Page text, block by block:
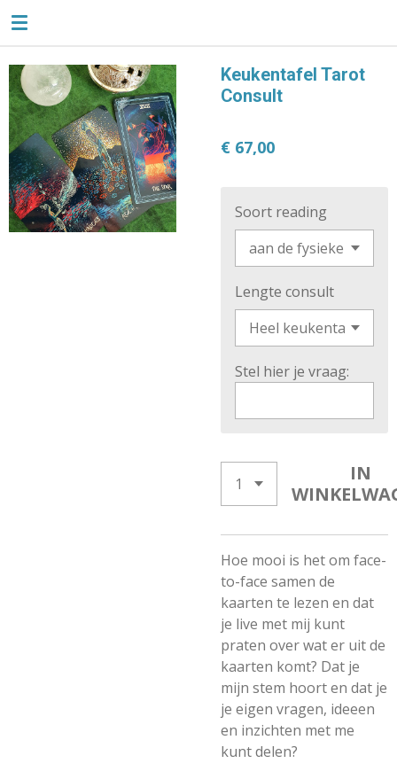
Ga
de
hoofdinhoud
Keukentafel Tarot
Consult
€ 67,00
Soort reading
Lengte consult
Stel hier je vraag:
IN
Hoe mooi is het om face-
to-face samen de
kaarten te lezen en dat
je live met mij kunt
praten over wat er uit de
kaarten komt? Dat je
mijn stem hoort en dat je
je eigen vragen, ideeen
en inzichten met me
kunt delen?